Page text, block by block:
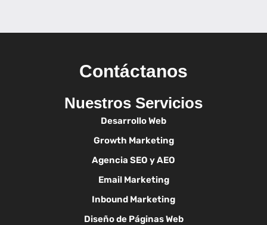
Contáctanos
Nuestros Servicios
Desarrollo Web
Growth Marketing
Agencia SEO y AEO
Email Marketing
Inbound Marketing
Diseño de Páginas Web